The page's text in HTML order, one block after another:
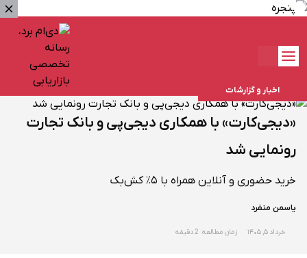
اخبار و گزارشات
«دیجی‌کارت» با همکاری دیجی‌پی و بانک تجارت
رونمایی شد
خرید حضوری و آنلاین همراه با ۵٪ کش‌بک
یاسمن منفرد
خرداد ۵, ۱۴۰۵ زمان مطالعه: 2 دقیقه